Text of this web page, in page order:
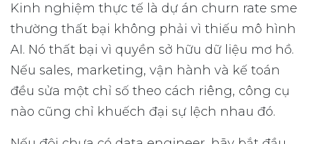
Kinh nghiệm thực tế là dự án churn rate sme
thường thất bại không phải vì thiếu mô hình
AI. Nó thất bại vì quyền sở hữu dữ liệu mơ hồ.
Nếu sales, marketing, vận hành và kế toán
đều sửa một chỉ số theo cách riêng, công cụ
nào cũng chỉ khuếch đại sự lệch nhau đó.